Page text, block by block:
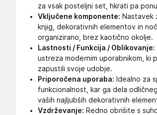
za vsak posteljni set, hkrati pa
Vključene komponente: Nastavek
knjig, dekorativnih elementov in
organizirano, brez kaotično okolje.
Lastnosti / Funkcija / Oblikovanje:
ustreza modernim uporabnikom,
zapustili svoje udobje.
Priporočena uporaba: Idealno za
funkcionalnost, kar ga dela
vaših najljubših dekorativnih
Vzdrževanje: Redno obrišite s